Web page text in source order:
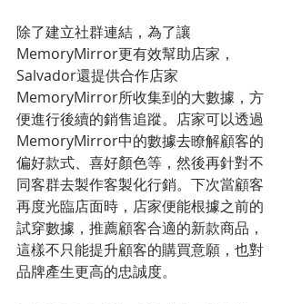
除了建立社群連結，為了讓
MemoryMirror更有效幫助店家，
Salvador還提供合作店家
MemoryMirror所收集到的大數據，方
便進行後續的銷售追蹤。店家可以透過
MemoryMirror中的數據去瞭解顧客的
偏好款式、喜好顏色等，然後再針對不
同客群去製作客製化行銷。下次當顧客
再度光臨店面時，店家便能根據之前的
試穿數據，推薦顧客合適的新款商品，
這樣不只能提升顧客的購買意願，也對
品牌產生更高的忠誠度。